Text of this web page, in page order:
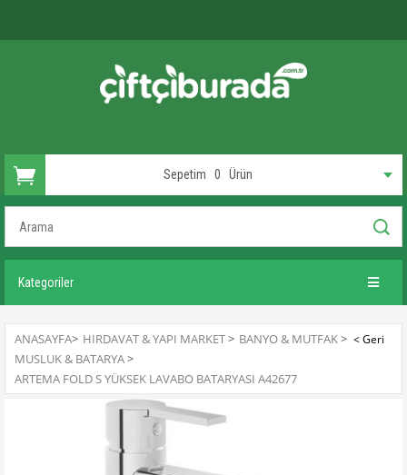
Sepetim 0 Ürün
Kategoriler
ANASAYFA> HIRDAVAT & YAPI MARKET> BANYO & MUTFAK>
MUSLUK & BATARYA>
ARTEMA FOLD S YÜKSEK LAVABO BATARYASI A42677